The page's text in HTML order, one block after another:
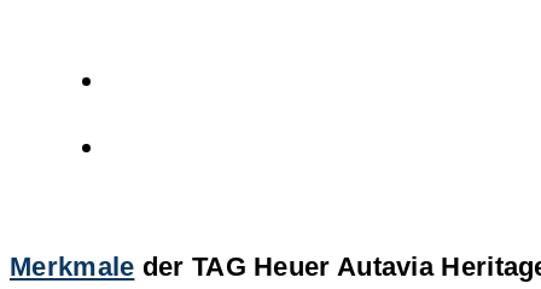
Merkmale der TAG Heuer Autavia